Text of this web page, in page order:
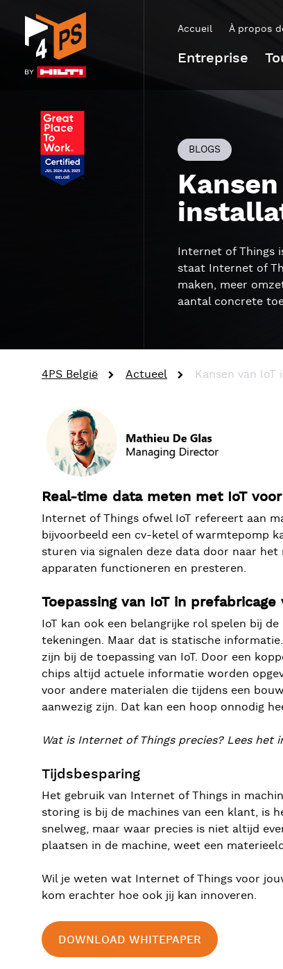
Accueil À propos
Entreprise
BLOGS
Internet of Things
staat Internet of
maken, meer
aantal concrete
4PS België Actueel Kansen van
Real-time data meten met IoT
Internet of Things ofwel IoT refereert aan
bijvoorbeeld een cv-ketel of warmtepomp
sturen via signalen deze data door naar
apparaten functioneren en presteren.
Toepassing van IoT in
IoT kan ook een belangrijke rol spelen bij
tekeningen. Maar dat is statische
zijn bij de toepassing van IoT. Door een
chips altijd actuele informatie worden
voor andere materialen die tijdens een
aanwezig zijn. Dat kan een hoop onnodig
Wat is Internet of Things precies? Lees het
Tijdsbesparing
Het gebruik van Internet of Things in
storing is bij de machines van een klant, is
snelweg, maar waar precies is niet altijd
plaatsen in de machine, weet een
Wil je weten wat Internet of Things voor
kom erachter hoe ook jij kan innoveren.
DOWNLOAD WHITEPAPER